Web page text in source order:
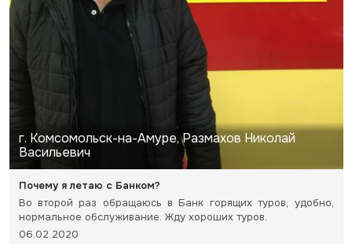
г. Комсомольск-на-Амуре, Размахов Николай
Васильевич
Почему я летаю с Банком?
Во второй раз обращаюсь в Банк горящих туров, удобно,
нормальное обслуживание. Жду хороших туров.
06.02.2020